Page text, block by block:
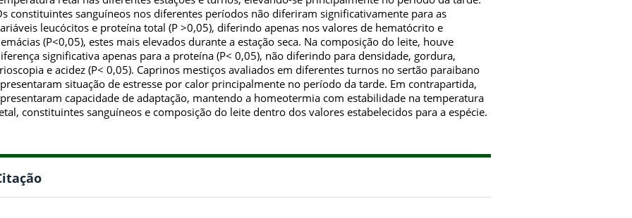
constituintes sanguíneos nos diferentes períodos não diferiram significativamente para as
leucócitos e proteína total (P >0,05), diferindo apenas nos valores de hematócrito e
(P<0,05), estes mais elevados durante a estação seca. Na composição do leite, houve
significativa apenas para a proteína (P< 0,05), não diferindo para densidade, gordura,
e acidez (P< 0,05). Caprinos mestiços avaliados em diferentes turnos no sertão paraibano
situação de estresse por calor principalmente no período da tarde. Em contrapartida,
capacidade de adaptação, mantendo a homeotermia com estabilidade na temperatura
constituintes sanguíneos e composição do leite dentro dos valores estabelecidos para a espécie.